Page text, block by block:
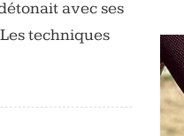
avec ses
techniques